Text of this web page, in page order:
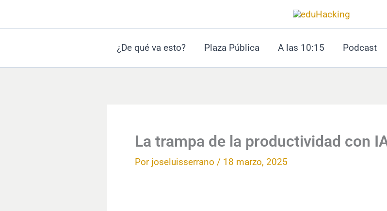
¿De qué va esto?
Plaza Pública A las 10:15 Podcast
La trampa de la productividad con
Por joseluisserrano / 18 marzo, 2025